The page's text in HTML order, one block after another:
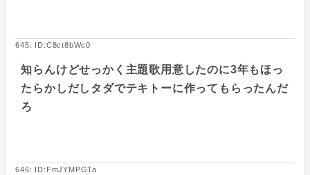
645: ID:C8ct8bWc0
知らんけどせっかく主題歌用意したのに3年もほっ
たらかしだしタダでテキトーに作ってもらったんだ
ろ
646: ID:FmJYMPGTa